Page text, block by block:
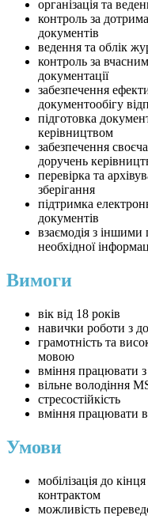
організація та
контроль за
документів
ведення та облік
контроль за
документації
забезпечення
документообігу
підготовка
керівництвом
забезпечення
доручень
перевірка та
зберігання
підтримка
документів
взаємодія з іншими
необхідної
Вимоги
вік від 18 років
навички роботи з
грамотність та
мовою
вміння працювати
вільне володіння
стресостійкість
вміння працювати
Умови
мобілізація до
контрактом
можливість